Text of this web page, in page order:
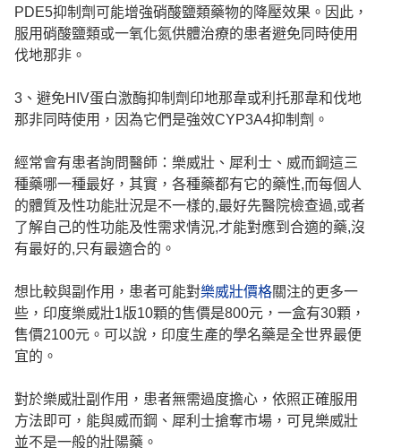
PDE5抑制劑可能增強硝酸鹽類藥物的降壓效果。因此，
服用硝酸鹽類或一氧化氮供體治療的患者避免同時使用
伐地那非。
3、避免HIV蛋白激酶抑制劑印地那韋或利托那韋和伐地
那非同時使用，因為它們是強效CYP3A4抑制劑。
經常會有患者詢問醫師：樂威壯、犀利士、威而鋼這三
種藥哪一種最好，其實，各種藥都有它的藥性,而每個人
的體質及性功能壯況是不一樣的,最好先醫院檢查過,或者
了解自己的性功能及性需求情況,才能對應到合適的藥,沒
有最好的,只有最適合的。
想比較與副作用，患者可能對樂威壯價格關注的更多一
些，印度樂威壯1版10顆的售價是800元，一盒有30顆，
售價2100元。可以說，印度生產的學名藥是全世界最便
宜的。
對於樂威壯副作用，患者無需過度擔心，依照正確服用
方法即可，能與威而鋼、犀利士搶奪市場，可見樂威壯
並不是一般的壯陽藥。